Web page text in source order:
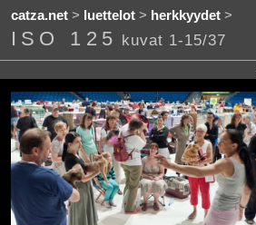
catza.net> luettelot> herkkyydet>
ISO 125 kuvat 1-15/37